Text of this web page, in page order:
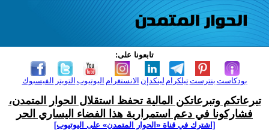
تابعونا على:
الفيسبوك التويتر اليوتيوب الانستغرام لينكدإن تيلكرامبنترست بودكاست
تبرعاتكم وتبرعاتكن المالية تحفظ استقلال الحوار المتمدن،
فشاركونا في دعم استمرارية هذا الفضاء اليساري الحر
[اشترك في قناة ‫«الحوار المتمدن» على اليوتيوب]